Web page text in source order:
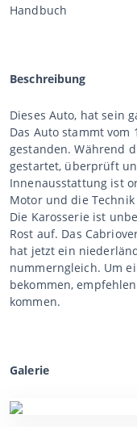
Handbuch
Beschreibung
Dieses Auto, hat sein
Das Auto stammt vom
gestanden. Während
gestartet, überprüft
Innenausstattung ist
Motor und die
Die Karosserie ist
Rost auf. Das
hat jetzt ein
nummerngleich. Um
bekommen,
kommen.
Galerie